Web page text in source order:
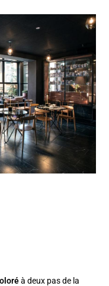
à deux pas de la